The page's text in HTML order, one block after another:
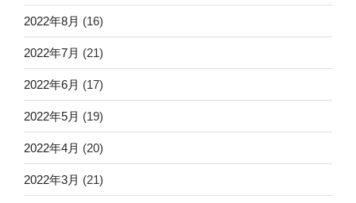
2022年8月 (16)
2022年7月 (21)
2022年6月 (17)
2022年5月 (19)
2022年4月 (20)
2022年3月 (21)